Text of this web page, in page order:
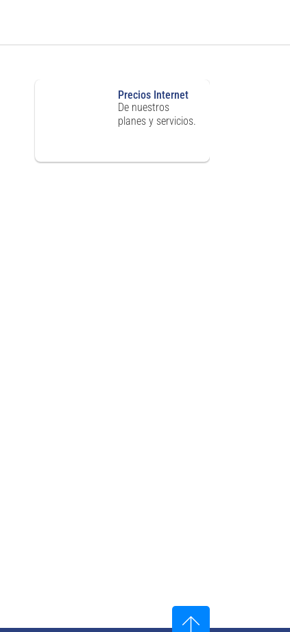
Precios Internet
De nuestros
planes y servicios.